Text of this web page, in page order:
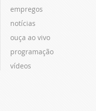
empregos
notícias
ouça ao vivo
programação
vídeos